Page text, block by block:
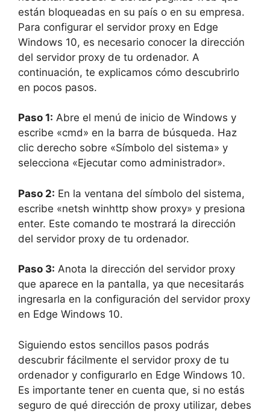
están bloqueadas en su país o en su empresa.
Para configurar el servidor proxy en Edge
Windows 10, es necesario conocer la dirección
del servidor proxy de tu ordenador. A
continuación, te explicamos cómo descubrirlo
en pocos pasos.
Paso 1: Abre el menú de inicio de Windows y
escribe «cmd» en la barra de búsqueda. Haz
clic derecho sobre «Símbolo del sistema» y
selecciona «Ejecutar como administrador».
Paso 2: En la ventana del símbolo del sistema,
escribe «netsh winhttp show proxy» y presiona
enter. Este comando te mostrará la dirección
del servidor proxy de tu ordenador.
Paso 3: Anota la dirección del servidor proxy
que aparece en la pantalla, ya que necesitarás
ingresarla en la configuración del servidor proxy
en Edge Windows 10.
Siguiendo estos sencillos pasos podrás
descubrir fácilmente el servidor proxy de tu
ordenador y configurarlo en Edge Windows 10.
Es importante tener en cuenta que, si no estás
seguro de qué dirección de proxy utilizar, debes